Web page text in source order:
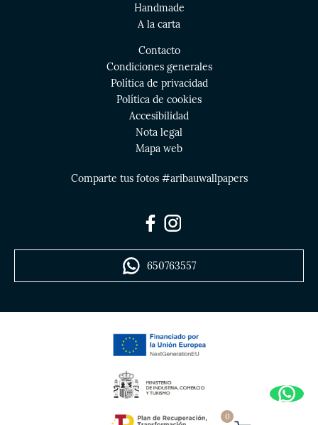
0
Handmade
A la carta
Contacto
Condiciones generales
Política de privacidad
Política de cookies
Accesibilidad
Nota legal
Mapa web
Comparte tus fotos #aribauwallpapers
650763557